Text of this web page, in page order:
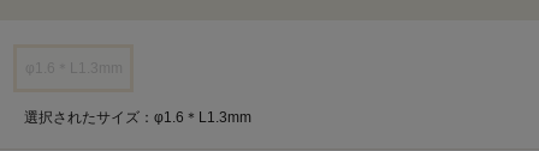
選択されたサイズ：φ1.6＊L1.3mm